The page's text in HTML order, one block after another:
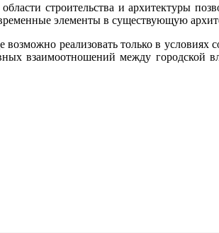
строительства и архитектуры
элементы в существующую
возможно реализовать только в
взаимоотношений между городской